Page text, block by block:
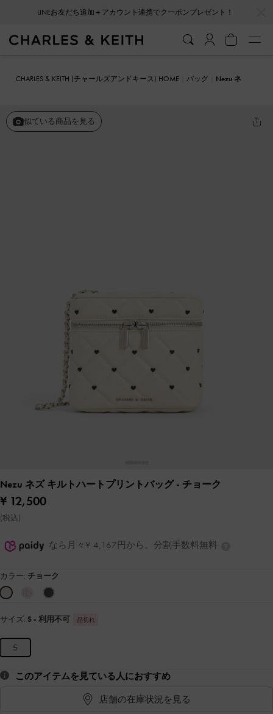
CHARLES & KEITH (チャールズアンドキース) HOME バッグ
Nezu ネ
似ている商品を見る
Nezu ネズ キルトハートプリントバッグ- チョーク
¥ 12,500
(税込)
なら月々¥ 4,167円から。分割手数料無料
カラー: チョーク
サイズ: S - 利用不可 品切れ
S
このアイテムを見ている人におすすめ
店舗の在庫状況を見る